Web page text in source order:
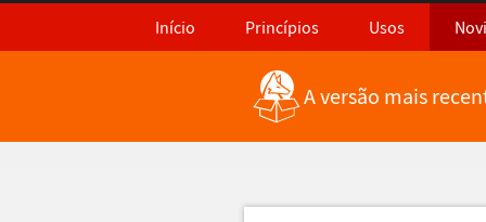
Início Princípios Usos
Voltar para Últimas Novidades
A versão mais